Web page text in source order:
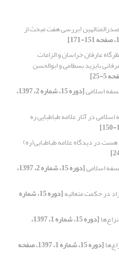
(بررسی هفت مبحث از
عارفان خراسان و الزامات
بایزید بسطامی و ابوالحسن
اسلامی [دوره 15، شماره 2، 1397،
در آثار علامه طباطبایی ره
در دیدگاه علامه طباطبایی(ره)
اسلامی [دوره 15، شماره 2، 1397،
در حکمت متعالیه [دوره 15، شماره
[دوره 15، شماره 1، 1397،
[دوره 15، شماره 1، 1397، صفحه